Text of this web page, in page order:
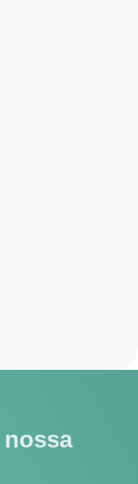
nossa